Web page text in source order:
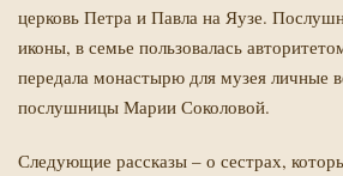
церковь Петра и Павла на Яузе.
иконы, в семье пользовалась
передала монастырю для музея личные
послушницы Марии Соколовой.
Следующие рассказы – о сестрах,